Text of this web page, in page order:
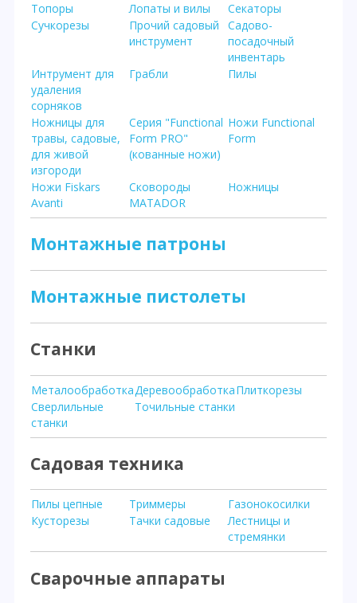
Топоры Лопаты и вилы
Секаторы
Сучкорезы
Прочий садовый
инструмент
Садово-
посадочный
инвентарь
Интрумент для
удаления
сорняков
Грабли Пилы
Ножницы для
травы, садовые,
для живой
изгороди
Серия "Functional
Form PRO"
(кованные ножи)
Ножи Functional
Form
Ножи Fiskars
Avanti
Сковороды
MATADOR
Ножницы
Монтажные патроны
Монтажные пистолеты
Станки
МеталообработкаДеревообработкаПлиткорезы
Сверлильные
станки
Точильные станки
Садовая техника
Пилы цепные Триммеры
Газонокосилки
Кусторезы
Тачки садовые
Лестницы и
стремянки
Сварочные аппараты